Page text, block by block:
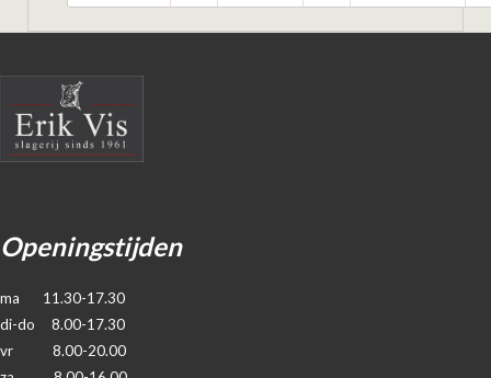
Openingstijden
ma 11.30-17.30
di-do 8.00-17.30
vr 8.00-20.00